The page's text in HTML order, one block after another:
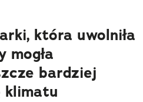
która uwolniła
mogła
bardziej
klimatu